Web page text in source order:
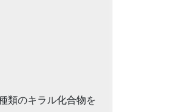
類のキラル化合物を